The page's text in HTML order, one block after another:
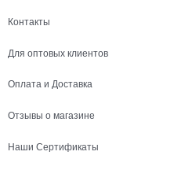
Контакты
Для оптовых клиентов
Оплата и Доставка
Отзывы о магазине
Наши Сертификаты